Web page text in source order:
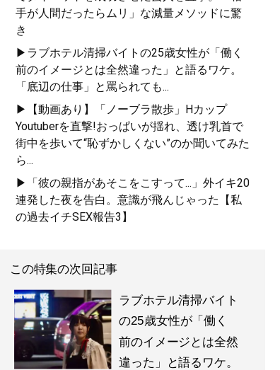
手が人間だったらムリ」な減量メソッドに驚
き
▶ラブホテル清掃バイトの25歳女性が「働く
前のイメージとは全然違った」と語るワケ。
「底辺の仕事」と罵られても...
▶【動画あり】「ノーブラ散歩」Hカップ
Youtuberを直撃!おっぱいが揺れ、透け乳首で
街中を歩いて“恥ずかしくない”のか聞いてみた
ら...
▶「彼の親指があそこをこすって...」外イキ20
連発した夜を告白。意識が飛んじゃった【私
の過去イチSEX報告3】
この特集の次回記事
ラブホテル清掃バイト
の25歳女性が「働く
前のイメージとは全然
違った」と語るワケ。